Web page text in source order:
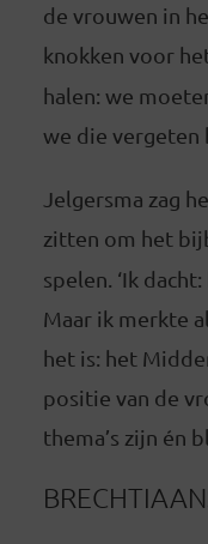
de vrouwen in
knokken voor
halen: we
we die vergeten
Jelgersma zag
zitten om het
spelen. ‘Ik
Maar ik merkte
het is: het
positie van de
thema’s zijn én